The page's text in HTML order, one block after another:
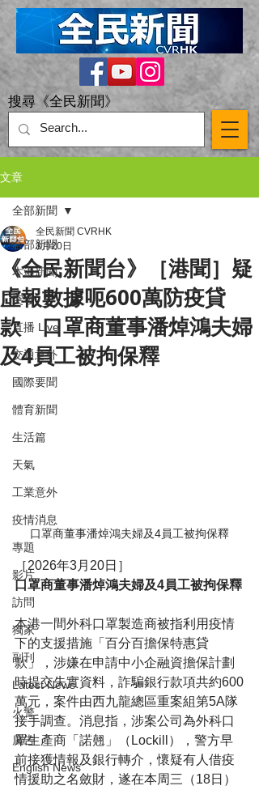
搜尋《全民新聞》
文章
全部新聞
本港新聞
突發
直播 Live
交通意外
國際要聞
體育新聞
生活篇
天氣
工業意外
疫情消息
專題
影片
訪問
獨家
副刊
Latest News
火警
廣告
English News
全部新聞
《全民新聞台》［港聞］疑
虛報數據呃600萬防疫貸
款 口罩商董事潘焯鴻夫婦
及4員工被拘保釋
全民新聞 CVRHK
3月20日
口罩商董事潘焯鴻夫婦及4員工被拘保釋
［2026年3月20日］
口罩商董事潘焯鴻夫婦及4員工被拘保釋
本港一間外科口罩製造商被指利用疫情
下的支援措施「百分百擔保特惠貸
款」，涉嫌在申請中小企融資擔保計劃
時提交失實資料，詐騙銀行款項共約600
萬元，案件由西九龍總區重案組第5A隊
接手調查。消息指，涉案公司為外科口
罩生產商「諾翹」（Lockill），警方早
前接獲情報及銀行轉介，懷疑有人借疫
情援助之名斂財，遂在本周三（18日）